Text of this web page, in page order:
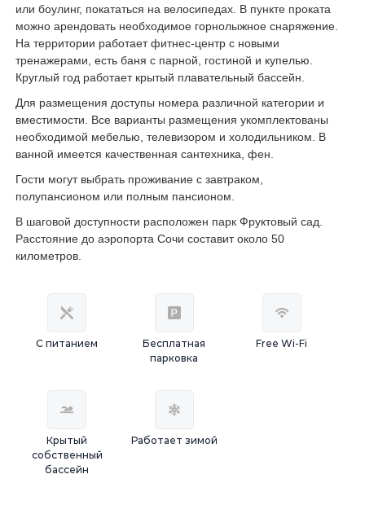
или боулинг, покататься на велосипедах. В пункте проката
можно арендовать необходимое горнолыжное снаряжение.
На территории работает фитнес-центр с новыми
тренажерами, есть баня с парной, гостиной и купелью.
Круглый год работает крытый плавательный бассейн.
Для размещения доступы номера различной категории и
вместимости. Все варианты размещения укомплектованы
необходимой мебелью, телевизором и холодильником. В
ванной имеется качественная сантехника, фен.
Гости могут выбрать проживание с завтраком,
полупансионом или полным пансионом.
В шаговой доступности расположен парк Фруктовый сад.
Расстояние до аэропорта Сочи составит около 50
километров.
С питанием
Бесплатная
парковка
Free Wi-Fi
Крытый
собственный
бассейн
Работает зимой